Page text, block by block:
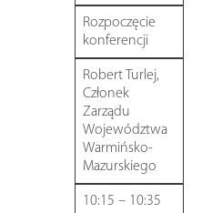
Rozpoczęcie
konferencji
Robert Turlej,
Członek
Zarządu
Województwa
Warmińsko-
Mazurskiego
10:15 – 10:35